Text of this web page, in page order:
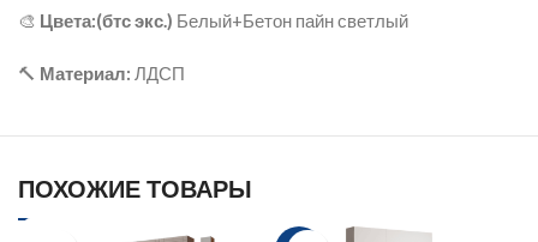
🎨 Цвета:(бтс экс.) Белый+Бетон пайн светлый
🔨 Материал: ЛДСП
ПОХОЖИЕ ТОВАРЫ